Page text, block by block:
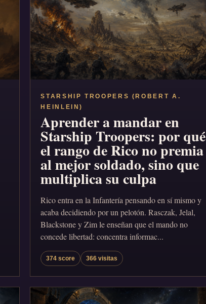
STARSHIP TROOPERS (ROBERT A.
HEINLEIN)
Aprender a mandar en
Starship Troopers: por qué
el rango de Rico no premia
al mejor soldado, sino que
multiplica su culpa
Rico entra en la Infantería pensando en sí mismo y
acaba decidiendo por un pelotón. Rasczak, Jelal,
Blackstone y Zim le enseñan que el mando no
concede libertad: concentra informac...
374 score 366 visitas